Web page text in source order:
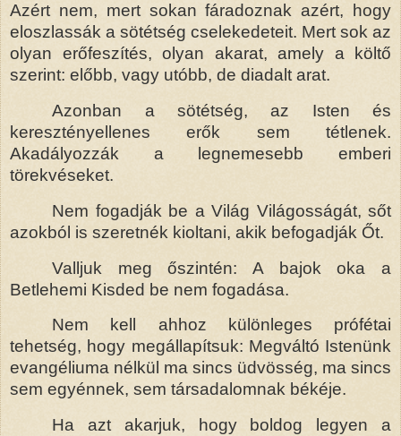
Azért nem, mert sokan fáradoznak azért, hogy
eloszlassák a sötétség cselekedeteit. Mert sok az
olyan erőfeszítés, olyan akarat, amely a költő
szerint: előbb, vagy utóbb, de diadalt arat.
Azonban a sötétség, az Isten és
keresztényellenes erők sem tétlenek.
Akadályozzák a legnemesebb emberi
törekvéseket.
Nem fogadják be a Világ Világosságát, sőt
azokból is szeretnék kioltani, akik befogadják Őt.
Valljuk meg őszintén: A bajok oka a
Betlehemi Kisded be nem fogadása.
Nem kell ahhoz különleges prófétai
tehetség, hogy megállapítsuk: Megváltó Istenünk
evangéliuma nélkül ma sincs üdvösség, ma sincs
sem egyénnek, sem társadalomnak békéje.
Ha azt akarjuk, hogy boldog legyen a